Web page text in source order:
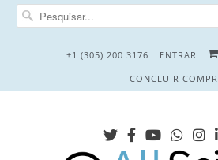
+1 (305) 200 3176 ENTRAR
CONCLUIR